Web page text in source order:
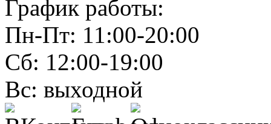
График работы:
Пн-Пт: 11:00-20:00
Сб: 12:00-19:00
Вс: выходной